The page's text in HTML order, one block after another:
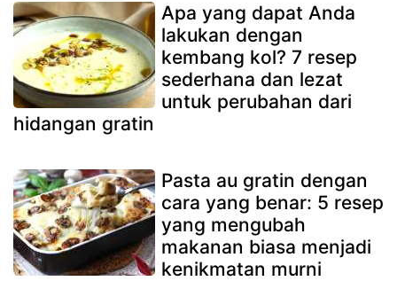
Apa yang dapat Anda
lakukan dengan
kembang kol? 7 resep
sederhana dan lezat
untuk perubahan dari
hidangan gratin
Pasta au gratin dengan
cara yang benar: 5 resep
yang mengubah
makanan biasa menjadi
kenikmatan murni